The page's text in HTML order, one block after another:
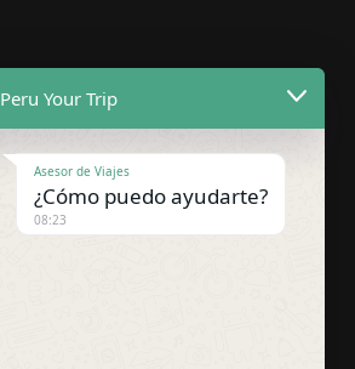
Peru Your Trip
Asesor de Viajes
¿Cómo puedo ayudarte?
08:23